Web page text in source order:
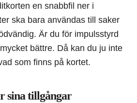
en snabbfil ner i
ska bara användas till saker
Är du för impulsstyrd
bättre. Då kan du ju inte
som finns på kortet.
sina tillgångar